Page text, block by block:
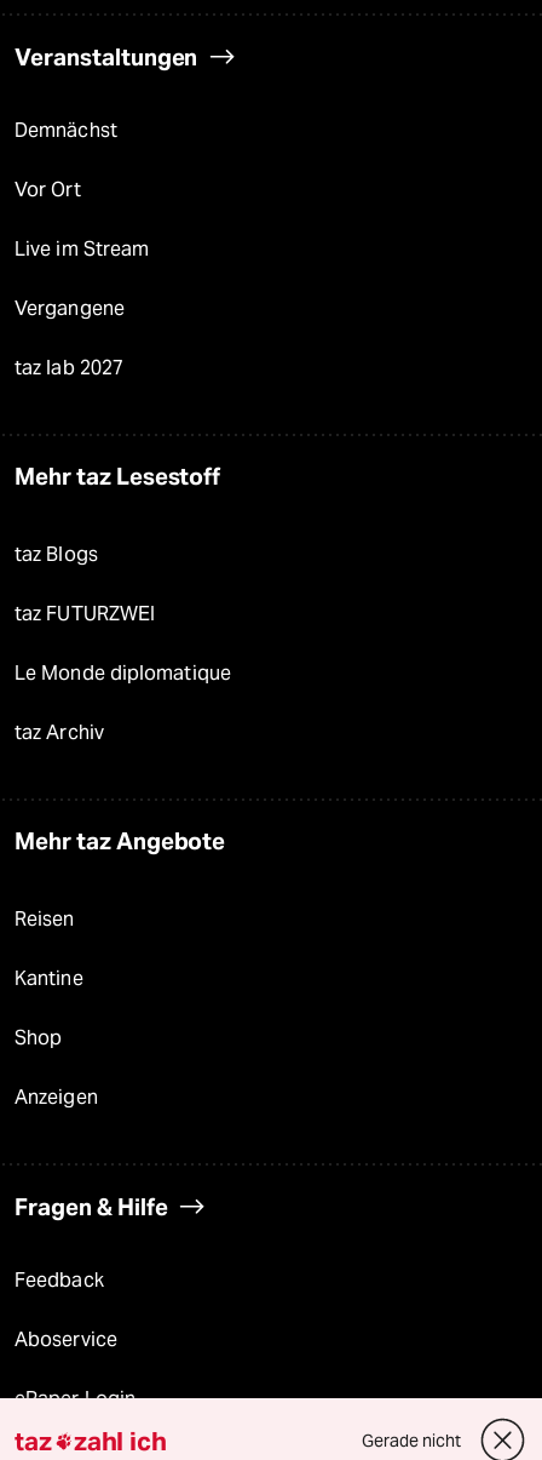
Veranstaltungen
Demnächst
Vor Ort
Live im Stream
Vergangene
taz lab 2027
Mehr taz Lesestoff
taz Blogs
taz FUTURZWEI
Le Monde diplomatique
taz Archiv
Mehr taz Angebote
Reisen
Kantine
Shop
Anzeigen
Fragen & Hilfe
Feedback
Aboservice
ePaper Login
taz zahl ich Gerade nicht